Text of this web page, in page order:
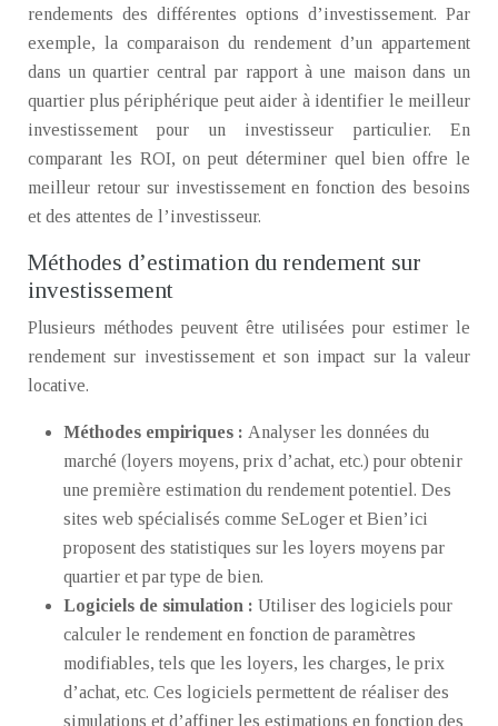
rendements des différentes options d’investissement. Par
exemple, la comparaison du rendement d’un appartement
dans un quartier central par rapport à une maison dans un
quartier plus périphérique peut aider à identifier le meilleur
investissement pour un investisseur particulier. En
comparant les ROI, on peut déterminer quel bien offre le
meilleur retour sur investissement en fonction des besoins
et des attentes de l’investisseur.
Méthodes d’estimation du rendement sur
investissement
Plusieurs méthodes peuvent être utilisées pour estimer le
rendement sur investissement et son impact sur la valeur
locative.
Méthodes empiriques : Analyser les données du
marché (loyers moyens, prix d’achat, etc.) pour obtenir
une première estimation du rendement potentiel. Des
sites web spécialisés comme SeLoger et Bien’ici
proposent des statistiques sur les loyers moyens par
quartier et par type de bien.
Logiciels de simulation : Utiliser des logiciels pour
calculer le rendement en fonction de paramètres
modifiables, tels que les loyers, les charges, le prix
d’achat, etc. Ces logiciels permettent de réaliser des
simulations et d’affiner les estimations en fonction des